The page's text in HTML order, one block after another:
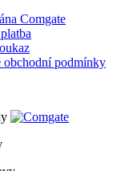
Comgate
obchodní podmínky